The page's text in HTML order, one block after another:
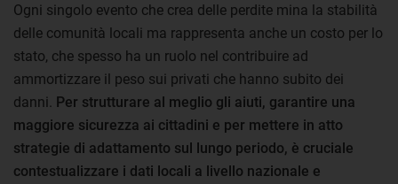
Ogni singolo evento che crea delle perdite mina la stabilità
delle comunità locali ma rappresenta anche un costo per lo
stato, che spesso ha un ruolo nel contribuire ad
ammortizzare il peso sui privati che hanno subito dei
danni. Per strutturare al meglio gli aiuti, garantire una
maggiore sicurezza ai cittadini e per mettere in atto
strategie di adattamento sul lungo periodo, è cruciale
contestualizzare i dati locali a livello nazionale e